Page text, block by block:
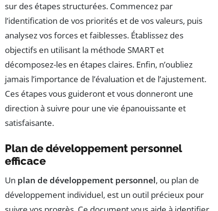
sur des étapes structurées. Commencez par
l’identification de vos priorités et de vos valeurs, puis
analysez vos forces et faiblesses. Établissez des
objectifs en utilisant la méthode SMART et
décomposez-les en étapes claires. Enfin, n’oubliez
jamais l’importance de l’évaluation et de l’ajustement.
Ces étapes vous guideront et vous donneront une
direction à suivre pour une vie épanouissante et
satisfaisante.
Plan de développement personnel
efficace
Un plan de développement personnel, ou plan de
développement individuel, est un outil précieux pour